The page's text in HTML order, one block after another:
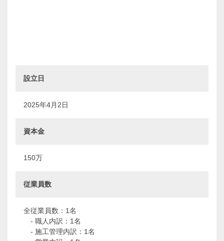
設立日
2025年4月2日
資本金
150万
従業員数
全従業員数：1名
- 職人内訳：1名
- 施工管理内訳：1名